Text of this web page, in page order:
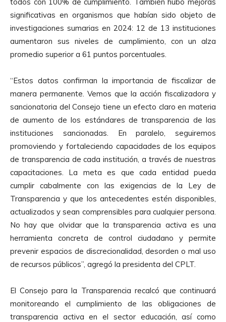
significativas en organismos que habían sido objeto de
investigaciones sumarias en 2024: 12 de 13 instituciones
aumentaron sus niveles de cumplimiento, con un alza
promedio superior a 61 puntos porcentuales.
“Estos datos confirman la importancia de fiscalizar de
manera permanente. Vemos que la acción fiscalizadora y
sancionatoria del Consejo tiene un efecto claro en materia
de aumento de los estándares de transparencia de las
instituciones sancionadas. En paralelo, seguiremos
promoviendo y fortaleciendo capacidades de los equipos
de transparencia de cada institución, a través de nuestras
capacitaciones. La meta es que cada entidad pueda
cumplir cabalmente con las exigencias de la Ley de
Transparencia y que los antecedentes estén disponibles,
actualizados y sean comprensibles para cualquier persona.
No hay que olvidar que la transparencia activa es una
herramienta concreta de control ciudadano y permite
prevenir espacios de discrecionalidad, desorden o mal uso
de recursos públicos”, agregó la presidenta del CPLT.
El Consejo para la Transparencia recalcó que continuará
monitoreando el cumplimiento de las obligaciones de
transparencia activa en el sector educación, así como